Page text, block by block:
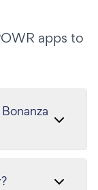
apps to